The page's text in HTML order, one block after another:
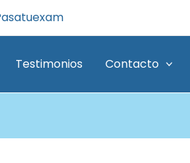
Testimonios Contacto